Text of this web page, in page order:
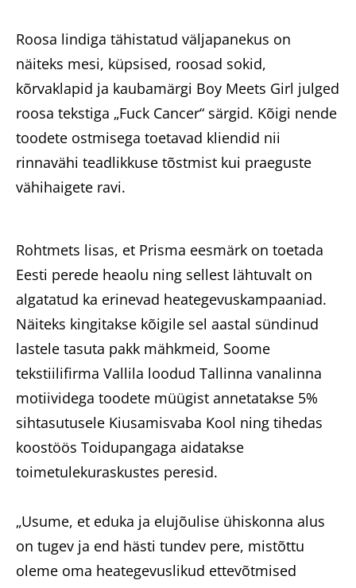
Roosa lindiga tähistatud väljapanekus on
näiteks mesi, küpsised, roosad sokid,
kõrvaklapid ja kaubamärgi Boy Meets Girl julged
roosa tekstiga „Fuck Cancer“ särgid. Kõigi nende
toodete ostmisega toetavad kliendid nii
rinnavähi teadlikkuse tõstmist kui praeguste
vähihaigete ravi.
Rohtmets lisas, et Prisma eesmärk on toetada
Eesti perede heaolu ning sellest lähtuvalt on
algatatud ka erinevad heategevuskampaaniad.
Näiteks kingitakse kõigile sel aastal sündinud
lastele tasuta pakk mähkmeid, Soome
tekstiilifirma Vallila loodud Tallinna vanalinna
motiividega toodete müügist annetatakse 5%
sihtasutusele Kiusamisvaba Kool ning tihedas
koostöös Toidupangaga aidatakse
toimetulekuraskustes peresid.
„Usume, et eduka ja elujõulise ühiskonna alus
on tugev ja end hästi tundev pere, mistõttu
oleme oma heategevuslikud ettevõtmised